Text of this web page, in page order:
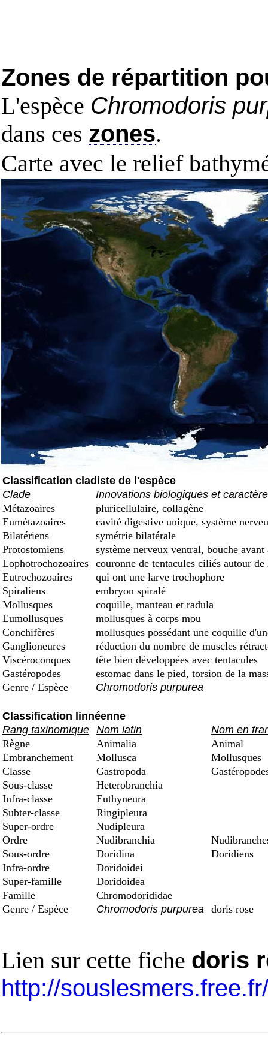
Zones de répartition
L'espèce Chromodoris
dans ces zones.
Carte avec le relief
Classification cladiste de l'espèce
Clade
Innovations biologiques et
Métazoaires
pluricellulaire, collagène
Eumétazoaires
cavité digestive unique, système
Bilatériens
symétrie bilatérale
Protostomiens
système nerveux ventral, bouche avant
Lophotrochozoaires couronne de tentacules ciliés autour de
Eutrochozoaires
qui ont une larve trochophore
Spiraliens
embryon spiralé
Mollusques
coquille, manteau et radula
Eumollusques
mollusques à corps mou
Conchifères
mollusques possédant une coquille
Ganglioneures
réduction du nombre de muscles
Viscéroconques
tête bien développées avec tentacules
Gastéropodes
estomac dans le pied, torsion de la
Genre / Espèce
Chromodoris purpurea
Classification linnéenne
Rang taxinomique Nom latin
Nom en
Règne
Animalia
Animal
Embranchement
Mollusca
Mollusques
Classe
Gastropoda
Sous-classe
Heterobranchia
Infra-classe
Euthyneura
Subter-classe
Ringipleura
Super-ordre
Nudipleura
Ordre
Nudibranchia
Sous-ordre
Doridina
Doridiens
Infra-ordre
Doridoidei
Super-famille
Doridoidea
Famille
Chromodorididae
Genre / Espèce
Chromodoris purpurea doris rose
Lien sur cette fiche doris
http://